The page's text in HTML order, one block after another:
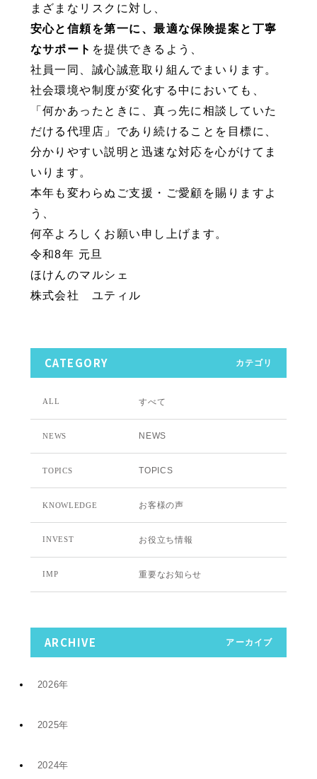
まざまなリスクに対し、
安心と信頼を第一に、最適な保険提案と丁寧
なサポート を提供できるよう、
社員一同、誠心誠意取り組んでまいります。
社会環境や制度が変化する中においても、
「何かあったときに、真っ先に相談していた
だける代理店」であり続けることを目標に、
分かりやすい説明と迅速な対応を心がけてま
いります。
本年も変わらぬご支援・ご愛顧を賜りますよ
う、
何卒よろしくお願い申し上げます。
令和8年 元旦
ほけんのマルシェ
株式会社 ユティル
CATEGORY カテゴリ
ALL すべて
NEWS NEWS
TOPICS TOPICS
KNOWLEDGE お客様の声
INVEST お役立ち情報
IMP 重要なお知らせ
ARCHIVE アーカイブ
2026年
7月 (9)
4月 (2)
2025年
12月 (6)
2024年